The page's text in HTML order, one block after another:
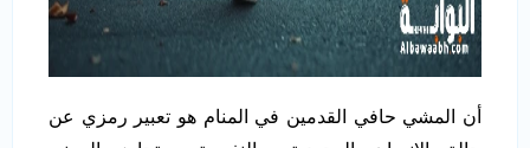
أن المشي حافي القدمين في المنام هو تعبير رمزي عن